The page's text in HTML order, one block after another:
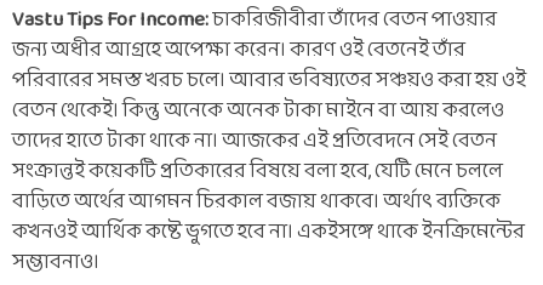
Vastu Tips For Income:চাকরিজীবীরা ​​তাঁদের বেতন পাওয়ার
জন্য অধীর আগ্রহে অপেক্ষা করেন। কারণ ওই বেতনেই তাঁর
পরিবারের সমস্ত খরচ চলে। আবার ভবিষ্যতের সঞ্চয়ও করা হয় ওই
বেতন থেকেই। কিন্তু অনেকে অনেক টাকা মাইনে বা আয় করলেও
তাদের হাতে টাকা থাকে না। আজকের এই প্রতিবেদনে সেই বেতন
সংক্রান্তই কয়েকটি প্রতিকারের বিষয়ে বলা হবে, যেটি মেনে চললে
বাড়িতে অর্থের আগমন চিরকাল বজায় থাকবে। অর্থাৎ ব্যক্তিকে
কখনওই আর্থিক কষ্টে ভুগতে হবে না। একইসঙ্গে থাকে ইনক্রিমেন্টের
সম্ভাবনাও।